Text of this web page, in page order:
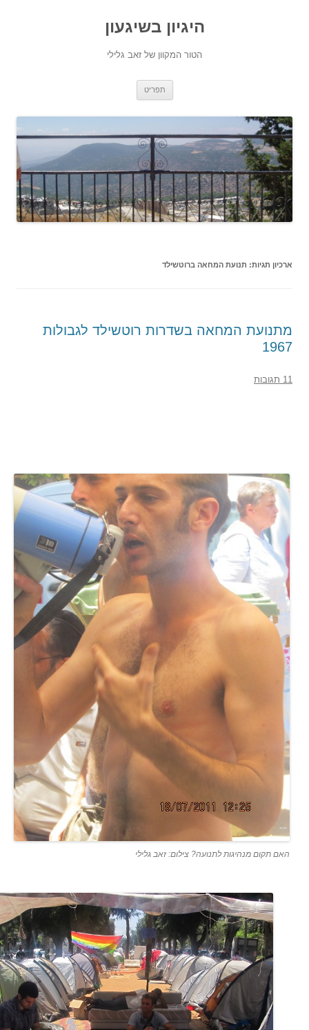
היגיון בשיגעון
הטור המקוון של זאב גלילי
תפריט
ארכיון תגיות:תנועת המחאה ברוטשילד
מתנועת המחאה בשדרות רוטשילד לגבולות
1967
11 תגובות
האם תקום מנהיגות לתנועה? צילום: זאב גלילי